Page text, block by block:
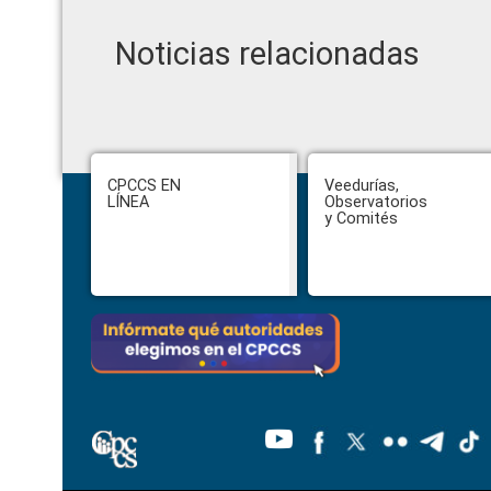
Noticias relacionadas
Footer
CPCCS EN
LÍNEA
Veedurías,
Observatorios
y Comités